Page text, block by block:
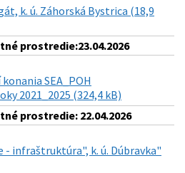
k. ú. Záhorská Bystrica (18,9
prostredie:23.04.2026
SEA_POH
2021_2025 (324,4 kB)
prostredie: 22.04.2026
- infraštruktúra", k. ú. Dúbravka"